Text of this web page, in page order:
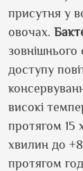
присутня у
овочах.
доступу
високі
протягом 15
хвилин до
протягом